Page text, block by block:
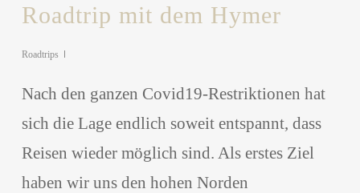
Roadtrip mit dem Hymer
Roadtrips
Nach den ganzen Covid19-Restriktionen hat
sich die Lage endlich soweit entspannt, dass
Reisen wieder möglich sind. Als erstes Ziel
haben wir uns den hohen Norden